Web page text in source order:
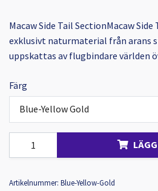
Macaw Side Tail SectionMacaw
exklusivt naturmaterial från arans
uppskattas av flugbindare världen
Färg
Blue-Yellow Gold
Artikelnummer: Blue-Yellow-Gold